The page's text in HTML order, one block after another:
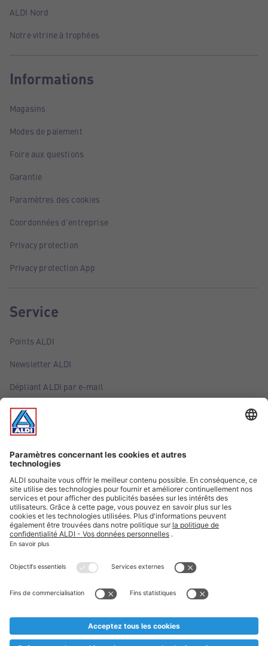
ALDI Nord
Notre vitrine à trophées
Informations
Magasins
Modes de paiement
Foire aux questions
Garantie
Paramètres des cookies
Coordonnées d'entreprise
Privacy protection
Privacy protection App
Service
Points ALDI
Newsletter ALDI
Dépliant ALDI par e-mail
Offres
Infos essentielles
Suivez ALDI Belgique
Textes marqués d'un astérisque et mentions légales
* Nous vendons ces articles temporairement et jusqu'à
au cas où, malgré le planning bien étudié, nous serions
prématurément en rupture de stock. Prix Recupel et TVA incl.
** Sur ce site, l’utilisation de la forme masculine a été adoptée